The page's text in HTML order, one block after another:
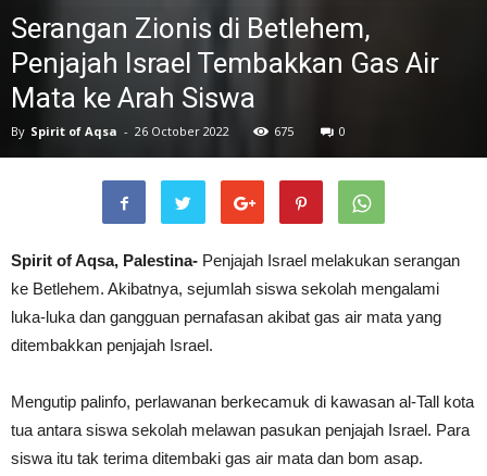
Serangan Zionis di Betlehem,
Penjajah Israel Tembakkan Gas Air
Mata ke Arah Siswa
By Spirit of Aqsa - 26 October 2022 675 0
Spirit of Aqsa, Palestina- Penjajah Israel melakukan serangan
ke Betlehem. Akibatnya, sejumlah siswa sekolah mengalami
luka-luka dan gangguan pernafasan akibat gas air mata yang
ditembakkan penjajah Israel.
Mengutip palinfo, perlawanan berkecamuk di kawasan al-Tall kota
tua antara siswa sekolah melawan pasukan penjajah Israel. Para
siswa itu tak terima ditembaki gas air mata dan bom asap.